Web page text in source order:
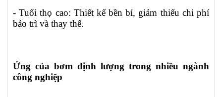
- Tuổi thọ cao: Thiết kế bền bỉ, giảm thiểu chi phí
bảo trì và thay thế.
Ứng của bơm định lượng trong nhiều ngành
công nghiệp